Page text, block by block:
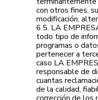
con otros fines,
modificación,
6.5. LA
todo tipo de
programas o
pertenecer a
caso LA
responsable de
cuantas
de la calidad,